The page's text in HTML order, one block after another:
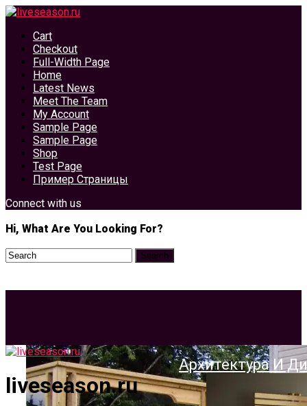
Cart
Checkout
Full-Width Page
Home
Latest News
Meet The Team
My Account
Sample Page
Sample Page
Shop
Test Page
Пример Страницы
Connect with us
Hi, What Are You Looking For?
liveseason.ru
Архитектура И